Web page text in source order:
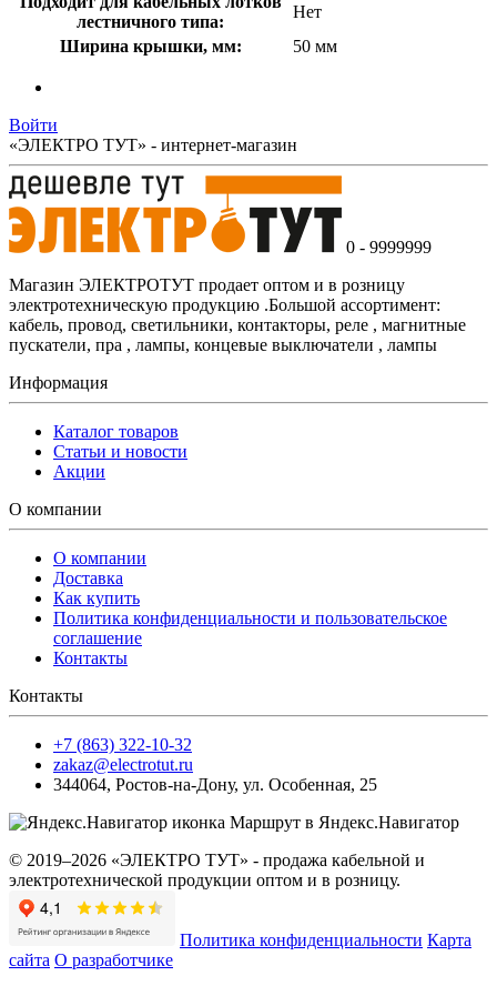
лестничного типа:
Нет
Ширина крышки, мм:
50 мм
Войти
«ЭЛЕКТРО ТУТ» - интернет-магазин
0 - 9999999
Магазин ЭЛЕКТРОТУТ продает оптом и в розницу
электротехническую продукцию .Большой ассортимент:
кабель, провод, светильники, контакторы, реле , магнитные
пускатели, пра , лампы, концевые выключатели , лампы
Информация
Каталог товаров
Статьи и новости
Акции
О компании
О компании
Доставка
Как купить
Политика конфиденциальности и пользовательское
соглашение
Контакты
Контакты
+7 (863) 322-10-32
zakaz@electrotut.ru
344064, Ростов-на-Дону, ул. Особенная, 25
Маршрут в Яндекс.Навигатор
© 2019–2026 «ЭЛЕКТРО ТУТ» - продажа кабельной и
электротехнической продукции оптом и в розницу.
Политика конфиденциальности Карта
сайта О разработчике